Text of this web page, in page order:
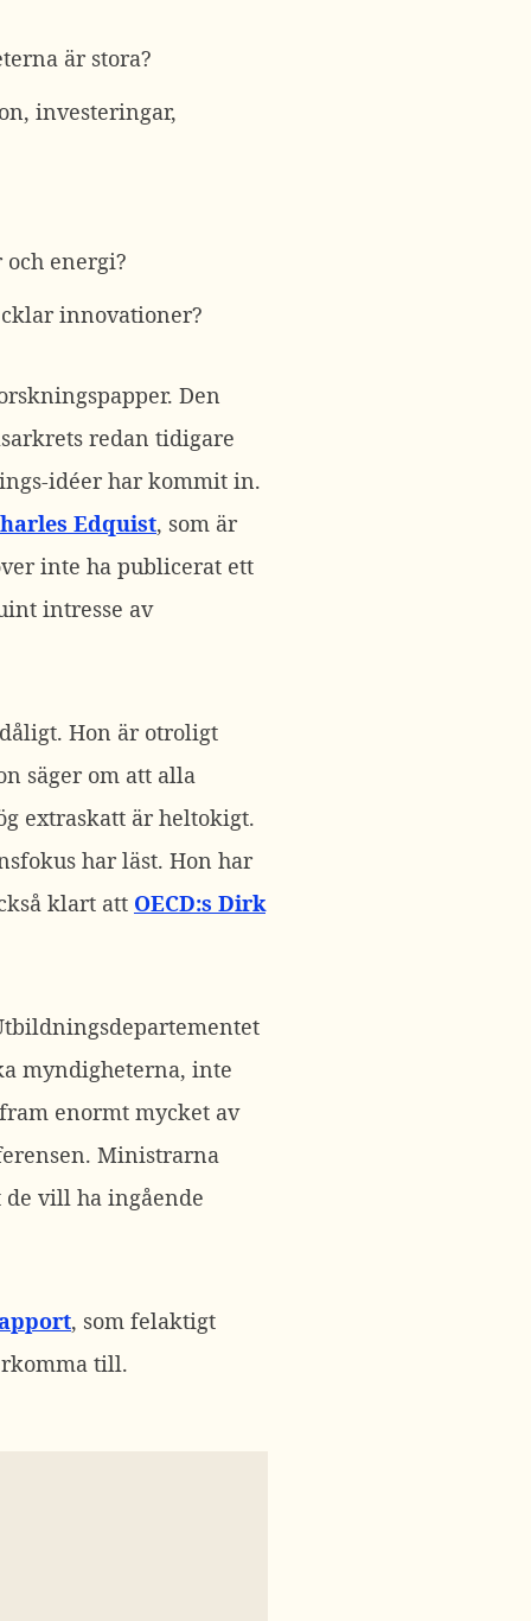
är stora?
investeringar,
energi?
innovationer?
Den
redan tidigare
idéer har kommit in.
Edquist, som är
inte ha publicerat ett
intresse av
Hon är otroligt
säger om att alla
extraskatt är heltokigt.
har läst. Hon har
klart att OECD:s Dirk
myndigheterna, inte
enormt mycket av
Ministrarna
vill ha ingående
, som felaktigt
till.